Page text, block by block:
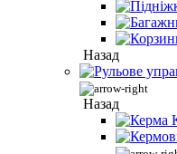
Назад
Назад